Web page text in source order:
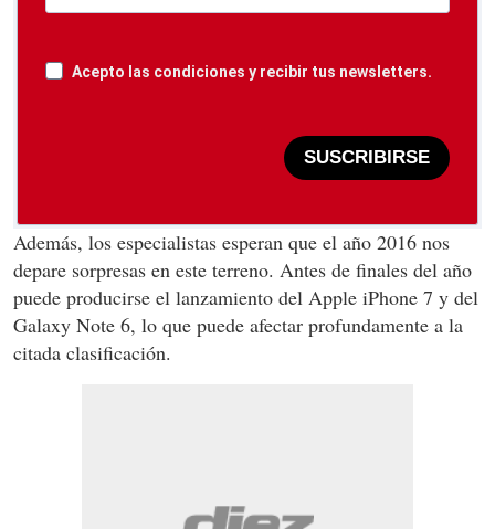
Acepto las condiciones y recibir tus newsletters.
SUSCRIBIRSE
Además, los especialistas esperan que el año 2016 nos
depare sorpresas en este terreno. Antes de finales del año
puede producirse el lanzamiento del Apple iPhone 7 y del
Galaxy Note 6, lo que puede afectar profundamente a la
citada clasificación.